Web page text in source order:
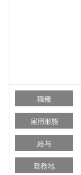
職種
雇用形態
給与
勤務地